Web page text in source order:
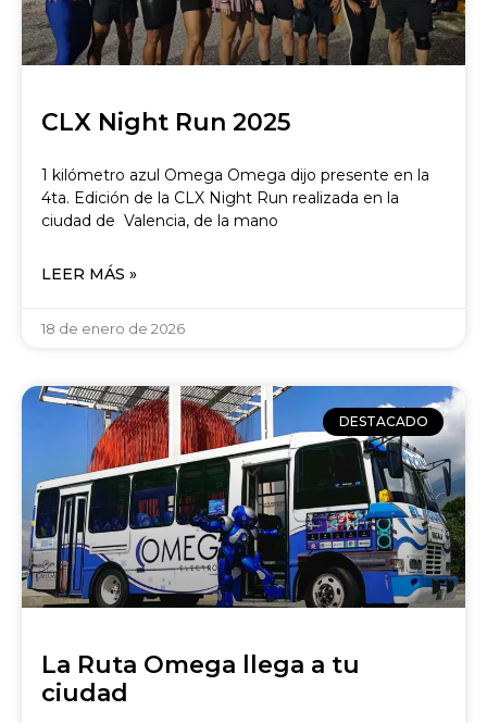
CLX Night Run 2025
1 kilómetro azul Omega Omega dijo presente en la
4ta. Edición de la CLX Night Run realizada en la
ciudad de Valencia, de la mano
LEER MÁS »
18 de enero de 2026
DESTACADO
La Ruta Omega llega a tu
ciudad